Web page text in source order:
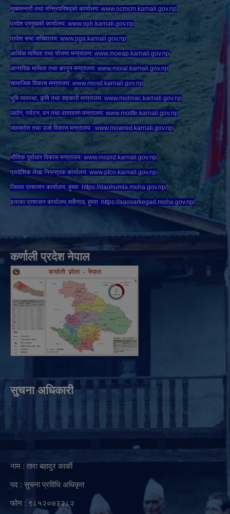
मुख्यमन्त्री तथा मन्त्रिपरिषद्को कार्यालय: www.ocmcm.karnali.gov.np
प्रदेश प्रमुखको कार्यालय: www.oph.karnali.gov.np
प्रदेश सभा सचिवालय: www.pga.karnali.gov.np
आर्थिक मामिला तथा योजना मन्त्रालय: www.moeap.karnali.gov.np
आन्तरिक मामिला तथा कानून मन्त्रालय: www.moial.karnali.gov.np
सामाजिक विकास मन्त्रालय: www.mosd.karnali.gov.np
भुमि व्यवस्था, कृषि तथा सहकारी मन्त्रालय: www.molmac.karnali.gov.np
उद्योग, पर्यटन, वन तथा वातावरण मन्त्रालय: www.moitfe.karnali.gov.np
जलस्रोत तथा उर्जा विकास मन्त्रालय : www.mowred.karnali.gov.np
भौतिक पूर्वाधार विकास मन्त्रालय: www.mopid.karnali.gov.np
प्रादेशिक लेखा नियन्त्रक कार्यालय: www.pfco.karnali.gov.np
जिल्ला प्रशासन कार्यालय, हुम्ला https://daohumla.moha.gov.np/
इलाका प्रशासन कार्यालय,सर्केगाड, हुम्ला https://aaosarkegad.moha.gov.np/
कर्णाली प्रदेश नेपाल
सुचना अधिकारी
नाम : तारा बहादुर कार्की
पद : सुचना प्रविधि अधिकृत
फोन : ९८५२०७३२८२